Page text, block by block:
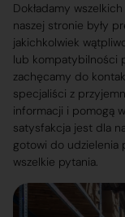
Dokładamy
naszej stronie były
jakichkolwiek
lub kompatybilności
zachęcamy do
specjaliści z
informacji i pomogą
satysfakcja jest dla
gotowi do udzielenia
wszelkie pytania.